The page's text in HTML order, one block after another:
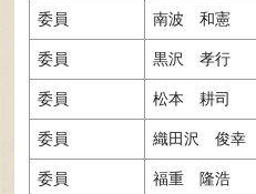
委員 南波 和憲
委員 黒沢 孝行
委員 松本 耕司
委員 織田沢 俊幸
委員 福重 隆浩